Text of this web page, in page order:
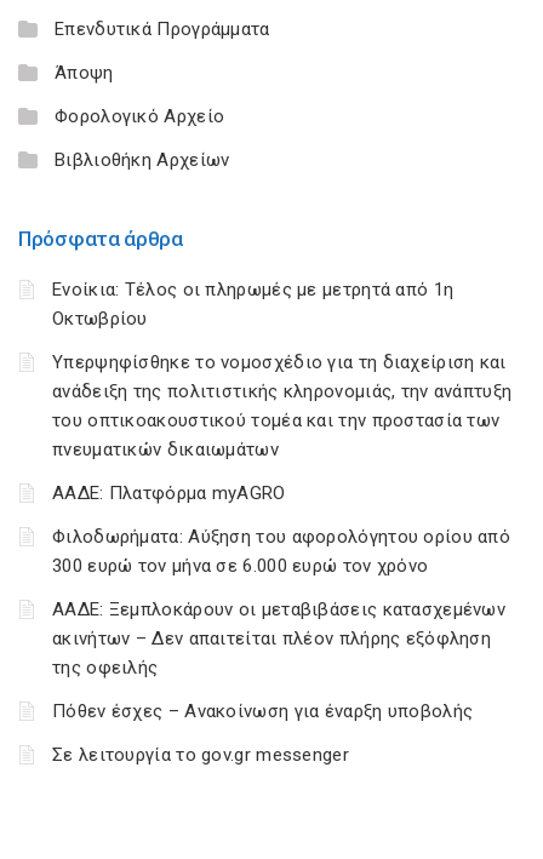
Επενδυτικά Προγράμματα
Άποψη
Φορολογικό Αρχείο
Βιβλιοθήκη Αρχείων
Πρόσφατα άρθρα
Ενοίκια: Τέλος οι πληρωμές με μετρητά από 1η
Οκτωβρίου
Υπερψηφίσθηκε το νομοσχέδιο για τη διαχείριση και
ανάδειξη της πολιτιστικής κληρονομιάς, την ανάπτυξη
του οπτικοακουστικού τομέα και την προστασία των
πνευματικών δικαιωμάτων
ΑΑΔΕ: Πλατφόρμα myAGRO
Φιλοδωρήματα: Αύξηση του αφορολόγητου ορίου από
300 ευρώ τον μήνα σε 6.000 ευρώ τον χρόνο
ΑΑΔΕ: Ξεμπλοκάρουν οι μεταβιβάσεις κατασχεμένων
ακινήτων – Δεν απαιτείται πλέον πλήρης εξόφληση
της οφειλής
Πόθεν έσχες – Ανακοίνωση για έναρξη υποβολής
Σε λειτουργία το gov.gr messenger